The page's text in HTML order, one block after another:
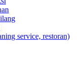
service, restoran)